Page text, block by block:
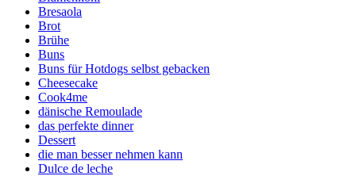
Bresaola
Brot
Brühe
Buns
Buns für Hotdogs selbst gebacken
Cheesecake
Cook4me
dänische Remoulade
das perfekte dinner
Dessert
die man besser nehmen kann
Dulce de leche